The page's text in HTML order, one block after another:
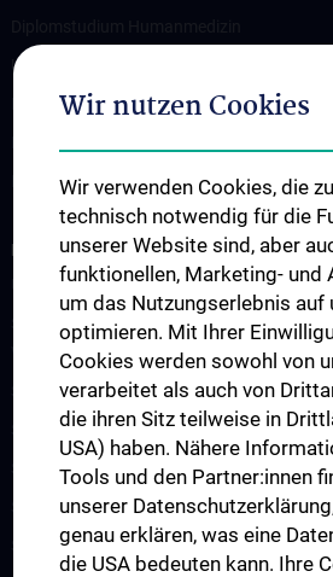
Universitätslehrgänge
Doktoratsprogramm - Public Health
KPJ Public Health
FORSCHUNG
Übersicht
Studienteilnahme „Social Media Inhalte
Wohlbefinden“
Studienteilnahme „Krisendarstellungen in
Studienteilnahme POTS
Studienteilnahme S2H - Amber Study
Studienteilnahme INFUSE
Studienteilnahme CO-CAPTAIN
Wir nutzen Cookies
Wir verwenden Cookies, die
technisch notwendig für die
unserer Website sind, aber
funktionellen, Marketing- und
um das Nutzungserlebnis auf
optimieren. Mit Ihrer
Cookies werden sowohl von
verarbeitet als auch von
die ihren Sitz teilweise in
USA) haben. Nähere
Tools und den Partner:innen
unserer
genau erklären, was eine
die USA bedeuten kann. Ihre